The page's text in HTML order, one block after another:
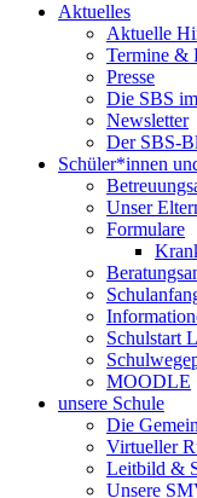
Aktuelles
Aktuelle
Termine &
Presse
Die SBS
Newsletter
Der SBS-
Schüler*innen
Unser
Formulare
Schulstart
MOODLE
unsere Schule
Die
Virtueller
Leitbild &
Unsere